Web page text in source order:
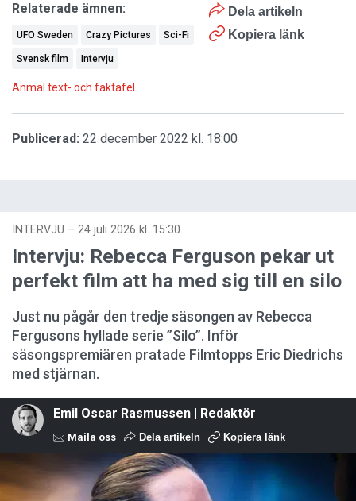
Dela artikeln
Kopiera länk
Relaterade ämnen:
UFO Sweden Crazy Pictures Sci-Fi
Svensk film Intervju
Anmäl text- och faktafel
Publicerad: 22 december 2022 kl. 18:00
INTERVJU – 24 juli 2026 kl. 15:30
Intervju: Rebecca Ferguson pekar ut
perfekt film att ha med sig till en silo
Just nu pågår den tredje säsongen av Rebecca
Fergusons hyllade serie ”Silo”. Inför
säsongspremiären pratade Filmtopps Eric Diedrichs
med stjärnan.
Emil Oscar Rasmussen | Redaktör
Maila oss Dela artikeln Kopiera länk